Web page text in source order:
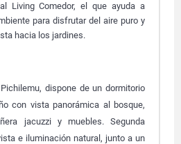
Living Comedor, el que ayuda a
para disfrutar del aire puro y
hacia los jardines.
dispone de un dormitorio
con vista panorámica al bosque,
jacuzzi y muebles. Segunda
e iluminación natural, junto a un